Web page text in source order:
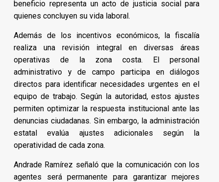
beneficio representa un acto de justicia social para
quienes concluyen su vida laboral.
Además de los incentivos económicos, la fiscalía
realiza una revisión integral en diversas áreas
operativas de la zona costa. El personal
administrativo y de campo participa en diálogos
directos para identificar necesidades urgentes en el
equipo de trabajo. Según la autoridad, estos ajustes
permiten optimizar la respuesta institucional ante las
denuncias ciudadanas. Sin embargo, la administración
estatal evalúa ajustes adicionales según la
operatividad de cada zona.
Andrade Ramírez señaló que la comunicación con los
agentes será permanente para garantizar mejores